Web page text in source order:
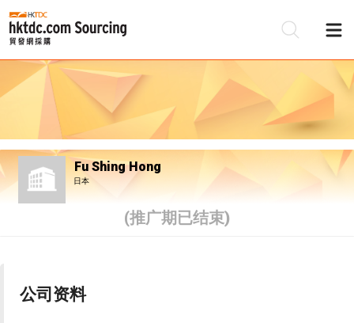
Fu Shing Hong
日本
(推广期已结束)
公司资料